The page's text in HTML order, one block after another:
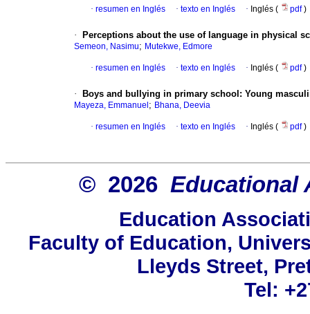
· resumen en Inglés · texto en Inglés · Inglés ( pdf)
· Perceptions about the use of language in physical
Semeon, Nasimu; Mutekwe, Edmore
· resumen en Inglés · texto en Inglés · Inglés ( pdf)
· Boys and bullying in primary school: Young
Mayeza, Emmanuel ; Bhana, Deevia
· resumen en Inglés · texto en Inglés · Inglés ( pdf)
© 2026 Educational
Education
Faculty of Education,
Lleyds Street,
Tel: